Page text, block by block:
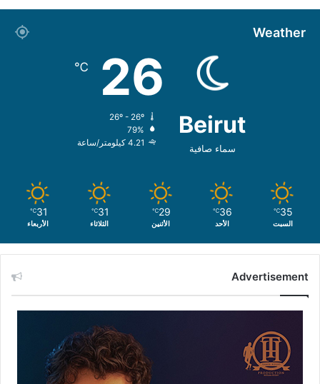
Weather
Beirut
سماء صافية
26
℃
79%
4.21 كيلومتر/ساعة
35
℃
السبت
36
℃
الأحد
29
℃
الأثنين
31
℃
الثلاثاء
31
℃
الأربعاء
Advertisement